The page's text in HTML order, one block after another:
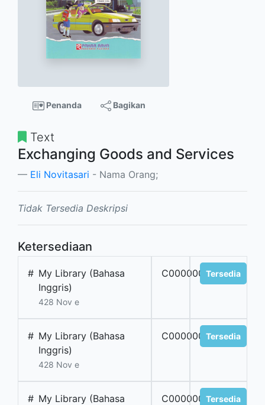
Penanda Bagikan
Text
Exchanging Goods and Services
Eli Novitasari - Nama Orang;
Tidak Tersedia Deskripsi
Ketersediaan
# My Library (Bahasa
Inggris)
428 Nov e
C0000001726
Tersedia
# My Library (Bahasa
Inggris)
428 Nov e
C0000001727
Tersedia
# My Library (Bahasa
C0000001728
Tersedia